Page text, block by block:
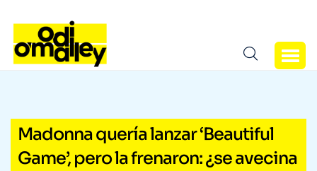
Madonna quería lanzar ‘Beautiful
Game’, pero la frenaron: ¿se avecina